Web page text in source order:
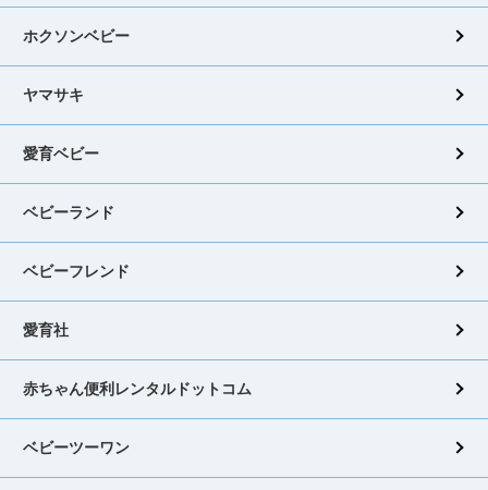
ホクソンベビー
ヤマサキ
愛育ベビー
ベビーランド
ベビーフレンド
愛育社
赤ちゃん便利レンタルドットコム
ベビーツーワン